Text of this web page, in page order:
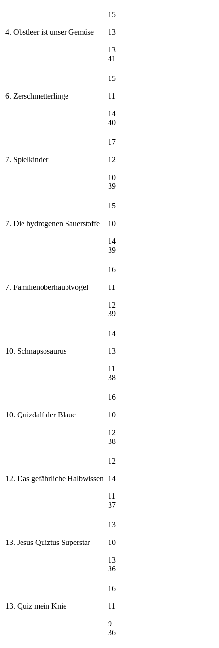
4. Obstleer ist unser Gemüse
15
13
13
41
6. Zerschmetterlinge
15
11
14
40
7. Spielkinder
17
12
10
39
7. Die hydrogenen Sauerstoffe
15
10
14
39
7. Familienoberhauptvogel
16
11
12
39
10. Schnapsosaurus
14
13
11
38
10. Quizdalf der Blaue
16
10
12
38
12. Das gefährliche Halbwissen
12
14
11
37
13. Jesus Quiztus Superstar
13
10
13
36
13. Quiz mein Knie
16
11
9
36